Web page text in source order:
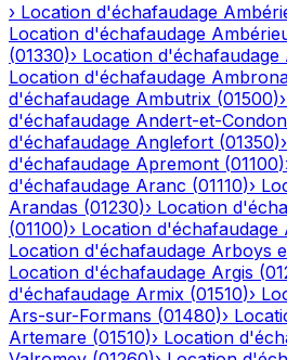
› Location d'échafaudage
Location d'échafaudage
(01330)› Location d'échafaudage
Location d'échafaudage
d'échafaudage Ambutrix (01500)›
d'échafaudage Andert-et-Condon
d'échafaudage Anglefort (01350)›
d'échafaudage Apremont (01100)
d'échafaudage Aranc (01110)›
Arandas (01230)› Location
(01100)› Location d'échafaudage
Location d'échafaudage Arboys
Location d'échafaudage Argis (
d'échafaudage Armix (01510)›
Ars-sur-Formans (01480)›
Artemare (01510)› Location